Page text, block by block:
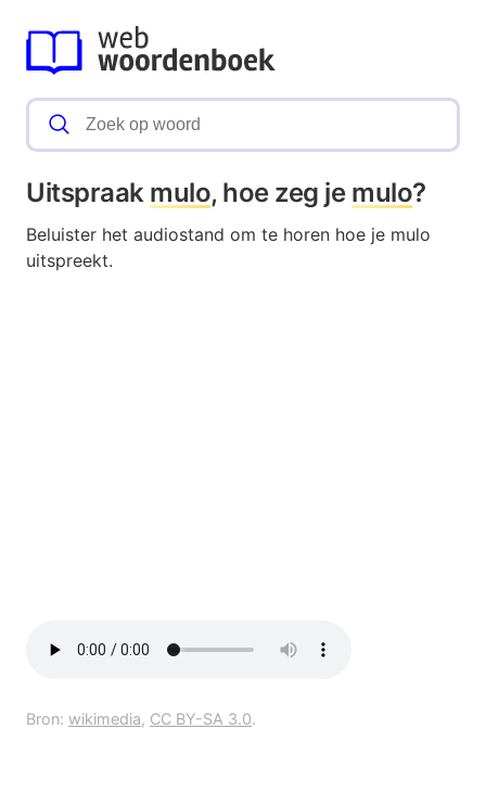
Uitspraak mulo, hoe zeg je mulo?
Beluister het audiostand om te horen hoe je mulo
uitspreekt.
Bron: wikimedia, CC BY-SA 3.0.